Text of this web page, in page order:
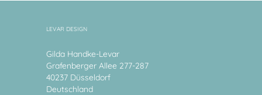
LEVAR DESIGN
Gilda Handke-Levar
Grafenberger Allee 277-287
40237 Düsseldorf
Deutschland